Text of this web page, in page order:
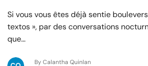
Si vous vous êtes déjà sentie
textos », par des conversations
que…
By Calantha Quinlan